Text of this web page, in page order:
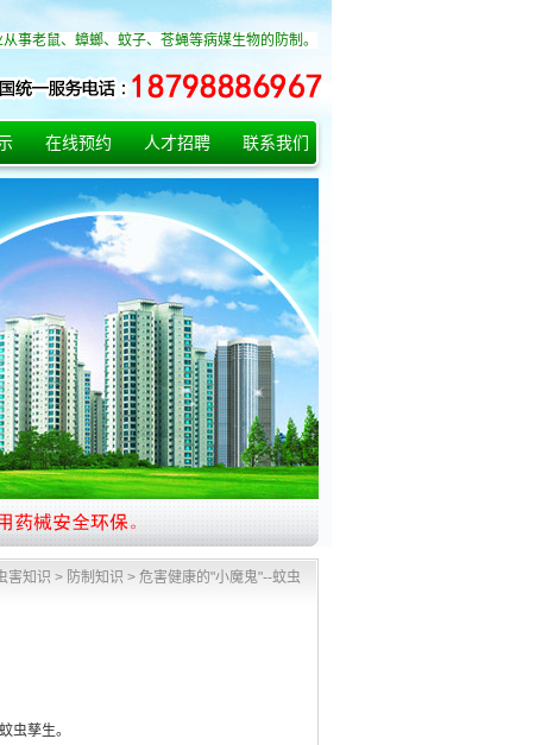
事老鼠、蟑螂、蚊子、苍蝇等病媒生物的防制。
在线预约 人才招聘 联系我们
害知识 > 防制知识 > 危害健康的"小魔鬼"--蚊虫
虫孳生。